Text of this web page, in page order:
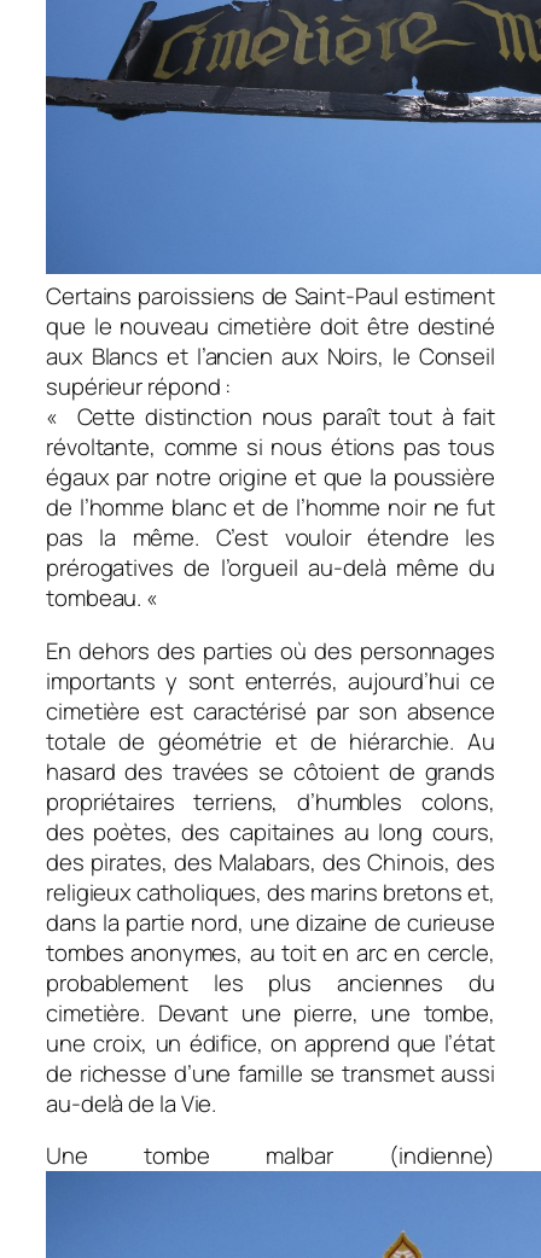
Certains paroissiens de Saint-Paul estiment
que le nouveau cimetière doit être destiné
aux Blancs et l’ancien aux Noirs, le Conseil
supérieur répond :
«
Cette distinction nous paraît tout à fait
révoltante, comme si nous étions pas tous
égaux par notre origine et que la poussière
de l’homme blanc et de l’homme noir ne fut
pas la même. C’est vouloir étendre les
prérogatives de l’orgueil au-delà même du
tombeau. «
En dehors des parties où des personnages
importants y sont enterrés, aujourd’hui ce
cimetière est caractérisé par son absence
totale de géométrie et de hiérarchie. Au
hasard des travées se côtoient de grands
propriétaires terriens, d’humbles colons,
des poètes, des capitaines au long cours,
des pirates, des Malabars, des Chinois, des
religieux catholiques, des marins bretons et,
dans la partie nord, une dizaine de curieuse
tombes anonymes, au toit en arc en cercle,
probablement les plus anciennes du
cimetière. Devant une pierre, une tombe,
une croix, un édifice, on apprend que l’état
de richesse d’une famille se transmet aussi
au-delà de la Vie.
Une tombe malbar (indienne)